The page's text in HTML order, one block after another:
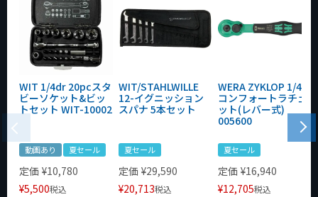
WIT 1/4dr 20pcスタ
ビーソケット&ビッ
トセット WIT-10002
動画あり 夏セール
定価 ¥10,780
¥5,500税込
WIT/STAHLWILLE
12-イグニッション
スパナ 5本セット
夏セール
定価 ¥29,590
¥20,713税込
WERA ZYKLOP 1/4"
コンフォートラチェ
ット(レバー式)
005600
夏セール
定価 ¥16,940
¥12,705税込